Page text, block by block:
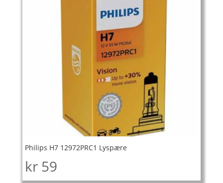
Philips H7 12972PRC1 Lyspære
kr 59